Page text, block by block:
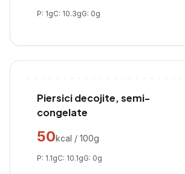
P: 1gC: 10.3gG: 0g
Piersici decojite, semi-
congelate
50kcal / 100g
P: 1.1gC: 10.1gG: 0g